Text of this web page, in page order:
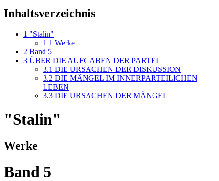
Inhaltsverzeichnis
1 "Stalin"
1.1 Werke
2 Band 5
3 ÜBER DIE AUFGABEN DER PARTEI
3.1 DIE URSACHEN DER DISKUSSION
3.2 DIE MÄNGEL IM INNERPARTEILICHEN
LEBEN
3.3 DIE URSACHEN DER MÄNGEL
"Stalin"
Werke
Band 5